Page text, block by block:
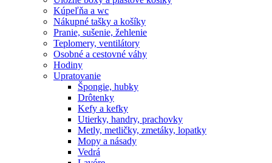
Kúpeľňa a wc
Nákupné tašky a košíky
Pranie, sušenie, žehlenie
Teplomery, ventilátory
Osobné a cestovné váhy
Hodiny
Upratovanie
Špongie, hubky
Drôtenky
Kefy a kefky
Utierky, handry, prachovky
Metly, metličky, zmetáky, lopatky
Mopy a násady
Vedrá